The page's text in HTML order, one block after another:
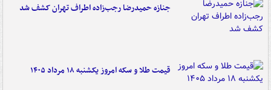
جنازه حمیدرضا رجب‌زاده اطراف تهران کشف شد
قیمت طلا و سکه امروز یکشنبه ۱۸ مرداد ۱۴۰۵